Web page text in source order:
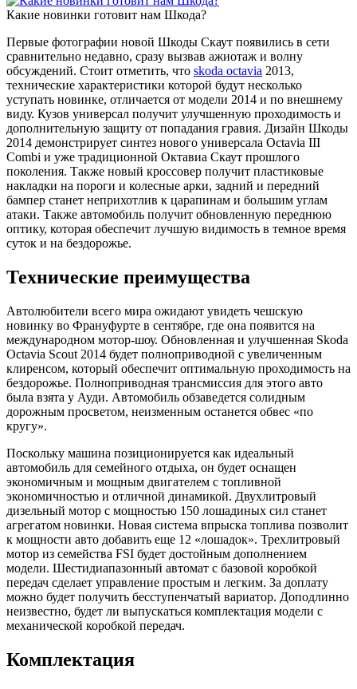
Какие новинки готовит нам Шкода?
Первые фотографии новой Шкоды Скаут появились в сети
сравнительно недавно, сразу вызвав ажиотаж и волну
обсуждений. Стоит отметить, что skoda octavia 2013,
технические характеристики которой будут несколько
уступать новинке, отличается от модели 2014 и по внешнему
виду. Кузов универсал получит улучшенную проходимость и
дополнительную защиту от попадания гравия. Дизайн Шкоды
2014 демонстрирует синтез нового универсала Octavia III
Combi и уже традиционной Октавиа Скаут прошлого
поколения. Также новый кроссовер получит пластиковые
накладки на пороги и колесные арки, задний и передний
бампер станет неприхотлив к царапинам и большим углам
атаки. Также автомобиль получит обновленную переднюю
оптику, которая обеспечит лучшую видимость в темное время
суток и на бездорожье.
Технические преимущества
Автолюбители всего мира ожидают увидеть чешскую
новинку во Франуфурте в сентябре, где она появится на
международном мотор-шоу. Обновленная и улучшенная Skoda
Octavia Scout 2014 будет полноприводной с увеличенным
клиренсом, который обеспечит оптимальную проходимость на
бездорожье. Полноприводная трансмиссия для этого авто
была взята у Ауди. Автомобиль обзаведется солидным
дорожным просветом, неизменным останется обвес «по
кругу».
Поскольку машина позиционируется как идеальный
автомобиль для семейного отдыха, он будет оснащен
экономичным и мощным двигателем с топливной
экономичностью и отличной динамикой. Двухлитровый
дизельный мотор с мощностью 150 лошадиных сил станет
агрегатом новинки. Новая система впрыска топлива позволит
к мощности авто добавить еще 12 «лошадок». Трехлитровый
мотор из семейства FSI будет достойным дополнением
модели. Шестидиапазонный автомат с базовой коробкой
передач сделает управление простым и легким. За доплату
можно будет получить бесступенчатый вариатор. Доподлинно
неизвестно, будет ли выпускаться комплектация модели с
механической коробкой передач.
Комплектация